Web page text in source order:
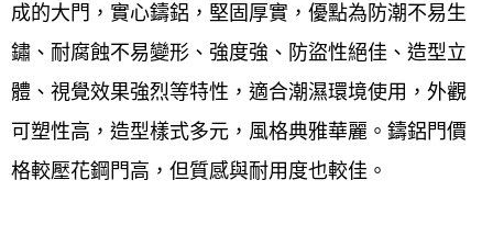
成的大門，實心鑄鋁，堅固厚實，優點為防潮不易生
鏽、耐腐蝕不易變形、強度強、防盜性絕佳、造型立
體、視覺效果強烈等特性，適合潮濕環境使用，外觀
可塑性高，造型樣式多元，風格典雅華麗。鑄鋁門價
格較壓花鋼門高，但質感與耐用度也較佳。